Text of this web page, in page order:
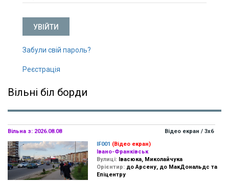
Забули свій пароль?
Реєстрація
Вільні біл борди
Вільна з: 2026.08.08
Відео екран / 3х6
IF001 (Відео екран)
Івано-Франківськ
Вулиці: Івасюка, Миколайчука
Орієнтир: до Арсену, до МакДональдс та
Епіцентру